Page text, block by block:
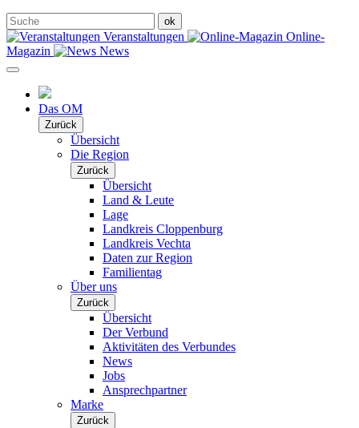
Veranstaltungen
Online-
Magazin
News
Das OM
Zurück
Übersicht
Die Region
Zurück
Übersicht
Land & Leute
Lage
Landkreis Cloppenburg
Landkreis Vechta
Daten zur Region
Familientag
Über uns
Zurück
Übersicht
Der Verbund
Aktivitäten des Verbundes
News
Jobs
Ansprechpartner
Marke
Zurück